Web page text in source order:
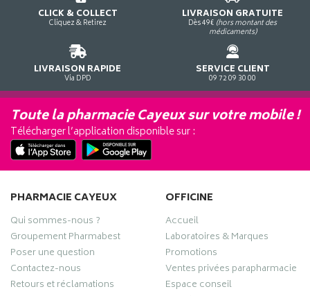
CLICK & COLLECT
Cliquez & Retirez
LIVRAISON GRATUITE
Dès 49€ (hors montant des
médicaments)
LIVRAISON RAPIDE
Via DPD
SERVICE CLIENT
09 72 09 30 00
Toute la pharmacie Cayeux sur votre mobile !
Télécharger l’application disponible sur :
PHARMACIE CAYEUX
Qui sommes-nous ?
Groupement Pharmabest
Poser une question
Contactez-nous
Retours et réclamations
OFFICINE
Accueil
Laboratoires & Marques
Promotions
Ventes privées parapharmacie
Espace conseil